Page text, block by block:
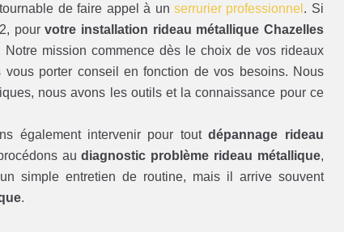
de faire appel à un serrurier professionnel . Si
pourvotre installation rideau métallique Chazelles
Notre mission commence dès le choix de vos rideaux
porter conseil en fonction de vos besoins. Nous
nous avons les outils et la connaissance pour ce
également intervenir pour toutdépannage rideau
audiagnostic problème rideau métallique,
simple entretien de routine, mais il arrive souvent
.